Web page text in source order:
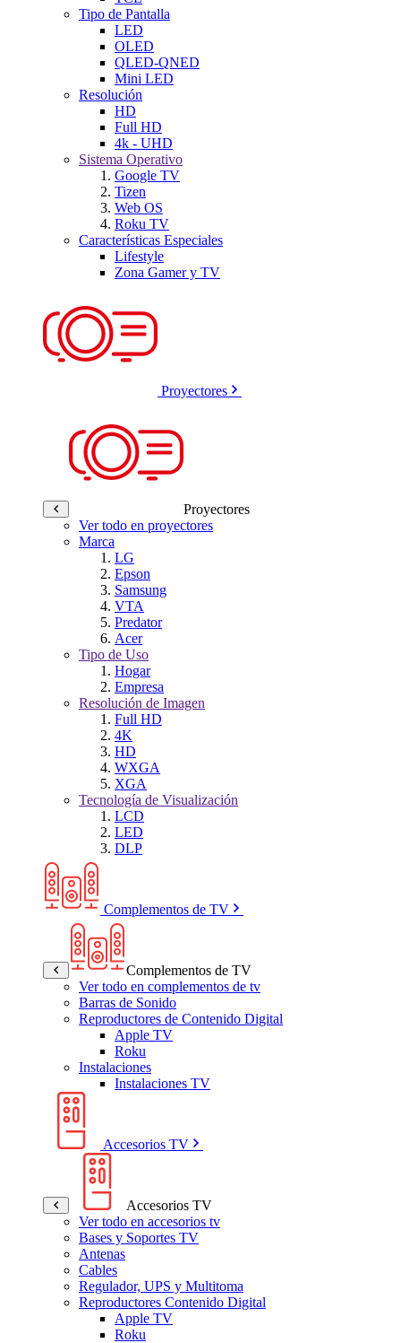
Tipo de Pantalla
LED
OLED
QLED-QNED
Mini LED
Resolución
HD
Full HD
4k - UHD
Sistema Operativo
Google TV
Tizen
Web OS
Roku TV
Características Especiales
Lifestyle
Zona Gamer y TV
Proyectores
Proyectores
Ver todo en proyectores
Marca
LG
Epson
Samsung
VTA
Predator
Acer
Tipo de Uso
Hogar
Empresa
Resolución de Imagen
Full HD
4K
HD
WXGA
XGA
Tecnología de Visualización
LCD
LED
DLP
Complementos de TV
Complementos de TV
Ver todo en complementos de tv
Barras de Sonido
Reproductores de Contenido Digital
Apple TV
Roku
Instalaciones
Instalaciones TV
Accesorios TV
Accesorios TV
Ver todo en accesorios tv
Bases y Soportes TV
Antenas
Cables
Regulador, UPS y Multitoma
Reproductores Contenido Digital
Apple TV
Roku